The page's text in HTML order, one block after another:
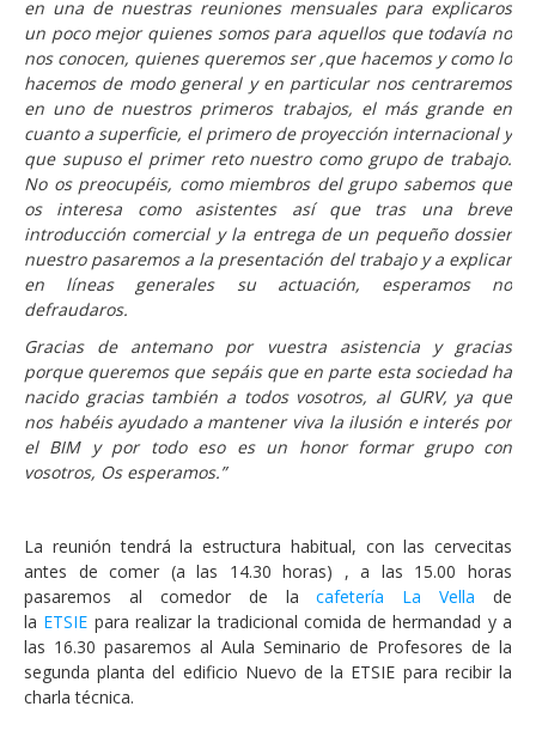
en una de nuestras reuniones mensuales para explicaros
un poco mejor quienes somos para aquellos que todavía no
nos conocen, quienes queremos ser ,que hacemos y como lo
hacemos de modo general y en particular nos centraremos
en uno de nuestros primeros trabajos, el más grande en
cuanto a superficie, el primero de proyección internacional y
que supuso el primer reto nuestro como grupo de trabajo.
No os preocupéis, como miembros del grupo sabemos que
os interesa como asistentes así que tras una breve
introducción comercial y la entrega de un pequeño dossier
nuestro pasaremos a la presentación del trabajo y a explicar
en líneas generales su actuación, esperamos no
defraudaros.
Gracias de antemano por vuestra asistencia y gracias
porque queremos que sepáis que en parte esta sociedad ha
nacido gracias también a todos vosotros, al GURV, ya que
nos habéis ayudado a mantener viva la ilusión e interés por
el BIM y por todo eso es un honor formar grupo con
vosotros, Os esperamos.”
La reunión tendrá la estructura habitual, con las cervecitas
antes de comer (a las 14.30 horas) , a las 15.00 horas
pasaremos al comedor de lacafetería La Vella de
la ETSIE para realizar la tradicional comida de hermandad y a
las 16.30 pasaremos al Aula Seminario de Profesores de la
segunda planta del edificio Nuevo de la ETSIE para recibir la
charla técnica.